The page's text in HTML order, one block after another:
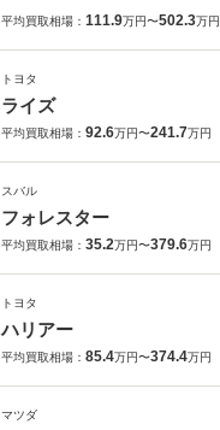
平均買取相場： 111.9万円〜502.3万円
トヨタ
ライズ
平均買取相場： 92.6万円〜241.7万円
スバル
フォレスター
平均買取相場： 35.2万円〜379.6万円
トヨタ
ハリアー
平均買取相場： 85.4万円〜374.4万円
マツダ